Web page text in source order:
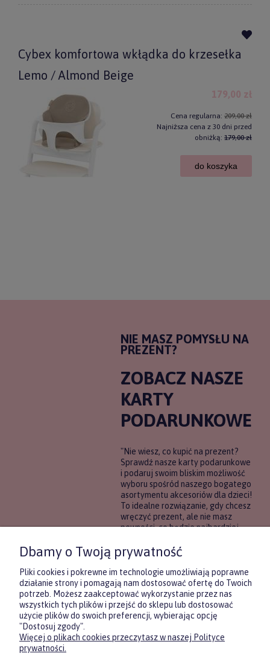
Cybex komfortowa wkłądka do krzesełka
Lemo / Almond Beige
179,00 zł
Cena regularna: 209,00 zł
Najniższa cena z 30 dni przed
obniżką: 179,00 zł
do koszyka
NIE MASZ POMYSŁU NA
PREZENT?
ZOBACZ NASZE
KARTY
PODARUNKOWE
"Nie wiesz, co kupić na prezent?
Sprawdź nasze karty podarunkowe
i podaruj swoim bliskim możliwość
wyboru spośród naszego bogatego
asortymentu akcesoriów dla dzieci!
To idealne rozwiązanie, gdy chcesz
wręczyć prezent, ale nie masz
pewności, co będzie najbardziej
DOWIEDZ SIĘ WIĘCEJ
Dbamy o Twoją prywatność
Pliki cookies i pokrewne im technologie umożliwiają poprawne
działanie strony i pomagają nam dostosować ofertę do Twoich
potrzeb. Możesz zaakceptować wykorzystanie przez nas
wszystkich tych plików i przejść do sklepu lub dostosować
użycie plików do swoich preferencji, wybierając opcję
"Dostosuj zgody".
Więcej o plikach cookies przeczytasz w naszej Polityce
prywatności.
Zasubskrybuj nasz newsletter